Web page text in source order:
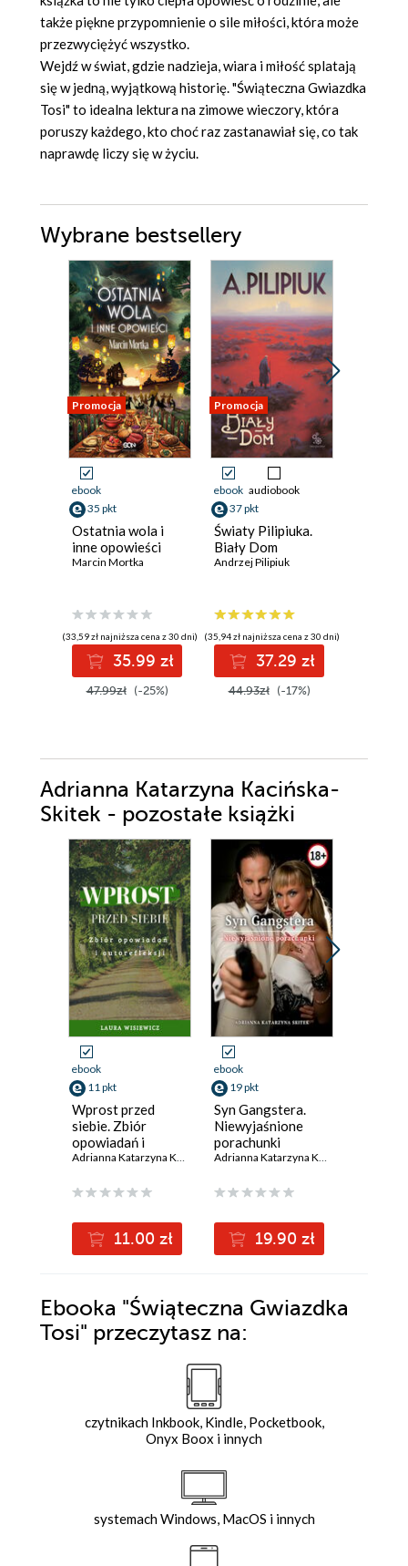
także piękne przypomnienie o sile miłości, która może
przezwyciężyć wszystko.
Wejdź w świat, gdzie nadzieja, wiara i miłość splatają
się w jedną, wyjątkową historię. "Świąteczna Gwiazdka
Tosi" to idealna lektura na zimowe wieczory, która
poruszy każdego, kto choć raz zastanawiał się, co tak
naprawdę liczy się w życiu.
Wybrane bestsellery
Promocja
ebook
35 pkt
Ostatnia wola i
inne opowieści
Marcin Mortka
(33,59 zł najniższa cena z 30 dni)
35.99 zł
47.99zł (-25%)
Promocja
ebook audiobook
37 pkt
Światy Pilipiuka.
Biały Dom
Andrzej Pilipiuk
(35,94 zł najniższa cena z 30 dni)
37.29 zł
44.93zł (-17%)
Adrianna Katarzyna Kacińska-
Skitek - pozostałe książki
ebook
11 pkt
Wprost przed
siebie. Zbiór
opowiadań i
autorefleksji
11.00 zł
ebook
19 pkt
Syn Gangstera.
Niewyjaśnione
porachunki
19.90 zł
Ebooka "Świąteczna Gwiazdka
Tosi" przeczytasz na:
czytnikach Inkbook, Kindle, Pocketbook,
Onyx Boox i innych
systemach Windows, MacOS i innych